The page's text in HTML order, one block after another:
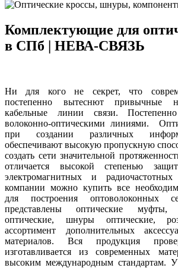
Комплектующие для
в СПб | НЕВА-СВЯЗЬ
Ни для кого не секрет, что
постепенно вытеснют привычные
кабельные линии связи.
волоконно-оптическими линиями.
при создании различных
обеспечивают высокую пропускную
создать сети значительной
отличается высокой степенью
электромагнитных и
компании можно купить все
для построения оптоволоконных
представлены оптические
оптические, шнуры оптические,
ассортимент дополнительных
материалов. Вся продукция
изготавливается из современных
высоким международным стандартам.